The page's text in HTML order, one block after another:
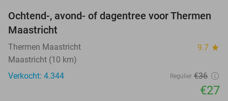
25%
Ochtend-, avond- of dagentree voor Thermen
Maastricht
Thermen Maastricht 9.7 star
Maastricht (10 km)
Verkocht: 4.344
Regulier €36
€27